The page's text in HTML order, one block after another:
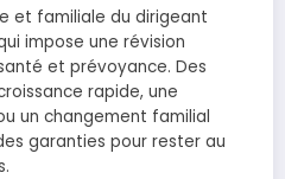
et familiale du dirigeant
impose une révision
et prévoyance. Des
rapide, une
un changement familial
garanties pour rester au